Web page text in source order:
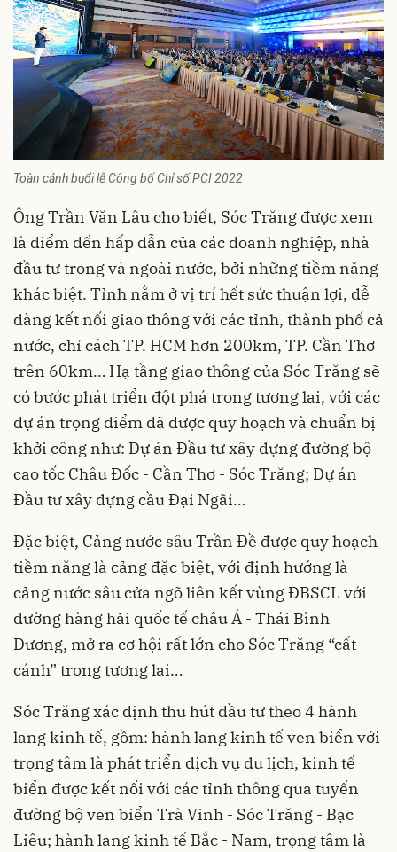
Toàn cảnh buổi lễ Công bố Chỉ số PCI 2022
Ông Trần Văn Lâu cho biết, Sóc Trăng được xem
là điểm đến hấp dẫn của các doanh nghiệp, nhà
đầu tư trong và ngoài nước, bởi những tiềm năng
khác biệt. Tỉnh nằm ở vị trí hết sức thuận lợi, dễ
dàng kết nối giao thôngvới các tỉnh, thành phố cả
nước, chỉ cách TP. HCM hơn 200km, TP. Cần Thơ
trên 60km… Hạ tầng giao thông của Sóc Trăng sẽ
có bước phát triển đột phá trong tương lai, với các
dự án trọng điểm đã được quy hoạch và chuẩn bị
khởi công như: Dự án Đầu tư xây dựng đường bộ
cao tốc Châu Đốc - Cần Thơ - Sóc Trăng; Dự án
Đầu tư xây dựng cầu Đại Ngãi…
Đặc biệt, Cảng nước sâu Trần Đề được quy hoạch
tiềm năng là cảng đặc biệt, với định hướng là
cảng nước sâu cửa ngõ liên kết vùng ĐBSCL với
đường hàng hải quốc tế châu Á - Thái Bình
Dương, mở ra cơ hội rất lớn cho Sóc Trăng “cất
cánh” trong tương lai…
Sóc Trăng xác địnhthu hút đầu tưtheo 4 hành
lang kinh tế, gồm: hành lang kinh tế ven biển với
trọng tâm là phát triển dịch vụ du lịch, kinh tế
biển được kết nối với các tỉnh thông qua tuyến
đường bộ ven biển Trà Vinh - Sóc Trăng - Bạc
Liêu; hành lang kinh tế Bắc - Nam, trọng tâm là